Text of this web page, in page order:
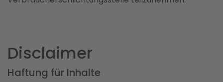
Disclaimer
Haftung für Inhalte